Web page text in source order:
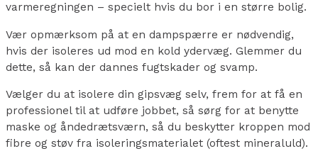
varmeregningen – specielt hvis du bor i en større bolig.
Vær opmærksom på at en dampspærre er nødvendig,
hvis der isoleres ud mod en kold ydervæg. Glemmer du
dette, så kan der dannes fugtskader og svamp.
Vælger du at isolere din gipsvæg selv, frem for at få en
professionel til at udføre jobbet, så sørg for at benytte
maske og åndedrætsværn, så du beskytter kroppen mod
fibre og støv fra isoleringsmaterialet (oftest mineraluld).